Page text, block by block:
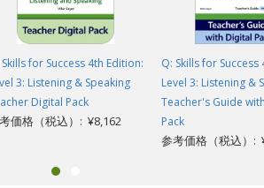
Skills for Success 4th Edition:
3: Listening & Speaking
Digital Pack
価格（税込）: ¥8,162
Q: Skills for
Level 3: Listening &
Teacher's Guide
Pack
参考価格（税込）: